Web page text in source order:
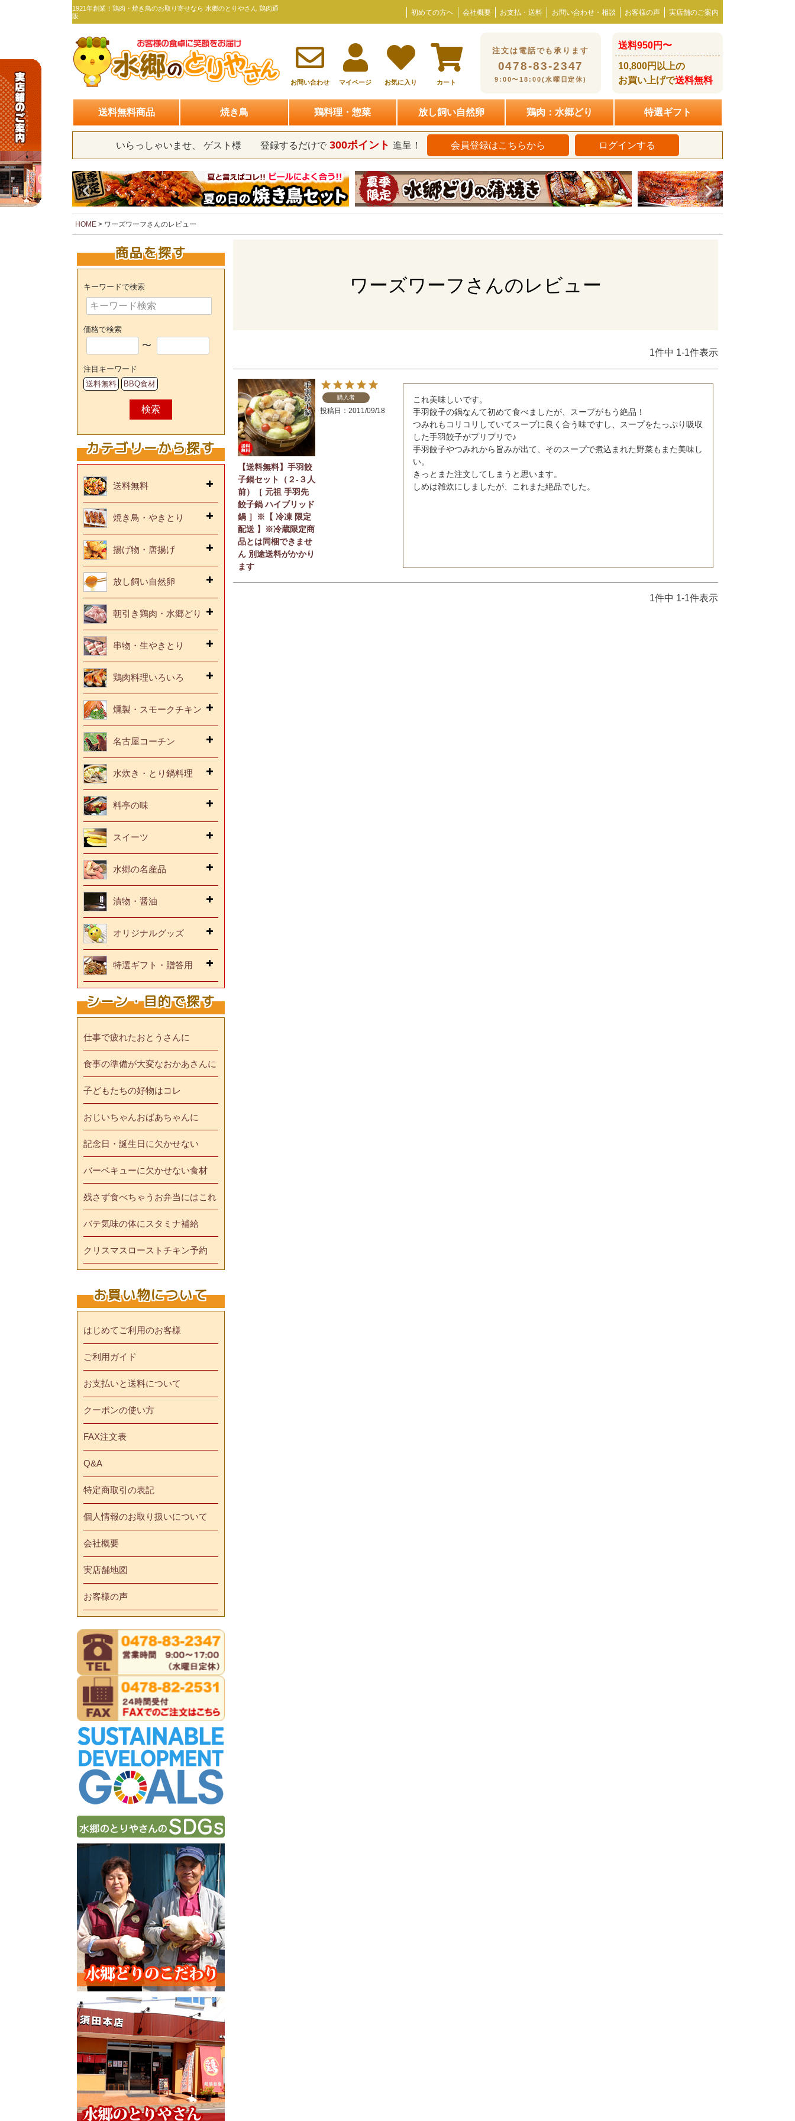
1921年創業！鶏肉・焼き鳥のお取り寄せなら 水郷のとりやさん 鶏肉通
販
初めての方へ 会社概要 お支払・送料 お問い合わせ・相談 お客様の声 実店舗のご案内
お問い合わせ マイページ お気に入り カート
注文は電話でも承ります
0478-83-2347
9:00〜18:00(水曜日定休)
送料950円〜
10,800円以上の
お買い上げで送料無料
送料無料商品 焼き鳥 鶏料理・惣菜 放し飼い自然卵 鶏肉：水郷どり 特選ギフト
いらっしゃいませ、 ゲスト様 登録するだけで 300ポイント 進呈！ 会員登録はこちらから ログインする
HOME ワーズワーフさんのレビュー
商品を探す
キーワードで検索
価格で検索
〜
注目キーワード
送料無料
BBQ食材
検索
カテゴリーから探す
送料無料
焼き鳥・やきとり
揚げ物・唐揚げ
放し飼い自然卵
朝引き鶏肉・水郷どり
串物・生やきとり
鶏肉料理いろいろ
燻製・スモークチキン
名古屋コーチン
水炊き・とり鍋料理
料亭の味
スイーツ
水郷の名産品
漬物・醤油
オリジナルグッズ
特選ギフト・贈答用
シーン・目的で探す
仕事で疲れたおとうさんに
食事の準備が大変なおかあさんに
子どもたちの好物はコレ
おじいちゃんおばあちゃんに
記念日・誕生日に欠かせない
バーベキューに欠かせない食材
残さず食べちゃうお弁当にはこれ
バテ気味の体にスタミナ補給
クリスマスローストチキン予約
お買い物について
はじめてご利用のお客様
ご利用ガイド
お支払いと送料について
クーポンの使い方
FAX注文表
Q&A
特定商取引の表記
個人情報のお取り扱いについて
会社概要
実店舗地図
お客様の声
ワーズワーフさんのレビュー
1件中 1-1件表示
【送料無料】手羽餃
子鍋セット（２-３人
前）［ 元祖 手羽先
餃子鍋 ハイブリッド
鍋 ］※【 冷凍 限定
配送 】※冷蔵限定商
品とは同梱できませ
ん 別途送料がかかり
ます
購入者
投稿日 2011/09/18
これ美味しいです。
手羽餃子の鍋なんて初めて食べましたが、スープがもう絶品！
つみれもコリコリしていてスープに良く合う味ですし、スープをたっぷり吸収
した手羽餃子がプリプリで♪
手羽餃子やつみれから旨みが出て、そのスープで煮込まれた野菜もまた美味し
い。
きっとまた注文してしまうと思います。
しめは雑炊にしましたが、これまた絶品でした。
1件中 1-1件表示